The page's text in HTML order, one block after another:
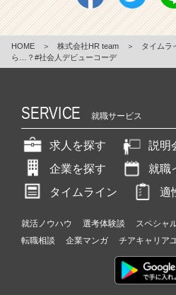
HOME ＞ 株式会社HR team ＞ タイムラ
ら…？#社会人デビューコーデ
SERVICE 就職サービス
求人を探す
説明
企業を探す
就職
タイムライン
適
就活ノウハウ 選考体験談 スペシャ
転職相談
企業マンガ チアキャリア